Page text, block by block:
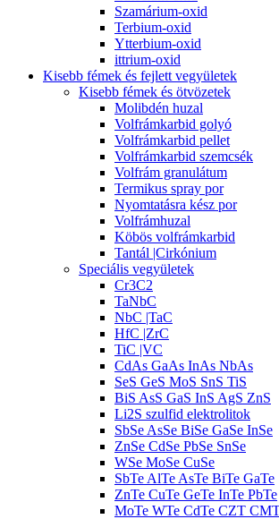
Szamárium-oxid
Terbium-oxid
Ytterbium-oxid
ittrium-oxid
Kisebb fémek és fejlett vegyületek
Kisebb fémek és ötvözetek
Molibdén huzal
Volfrámkarbid golyó
Volfrámkarbid pellet
Volfrámkarbid szemcsék
Volfrám granulátum
Termikus spray por
Nyomtatásra kész por
Volfrámhuzal
Köbös volfrámkarbid
Tantál |Cirkónium
Speciális vegyületek
Cr3C2
TaNbC
NbC |TaC
HfC |ZrC
TiC |VC
CdAs GaAs InAs NbAs
SeS GeS MoS SnS TiS
BiS AsS GaS InS AgS ZnS
Li2S szulfid elektrolitok
SbSe AsSe BiSe GaSe InSe
ZnSe CdSe PbSe SnSe
WSe MoSe CuSe
SbTe AlTe AsTe BiTe GaTe
ZnTe CuTe GeTe InTe PbTe
MoTe WTe CdTe CZT